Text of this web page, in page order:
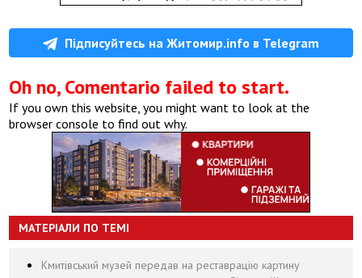
Підписуйтесь на Житомир.info в Telegram
Oh no, Comentario failed to start.
If you own this website, you might want to look at the
browser console to find out why.
МАТЕРІАЛИ ПО ТЕМІ
Кмитівський музей передав на реставрацію картину